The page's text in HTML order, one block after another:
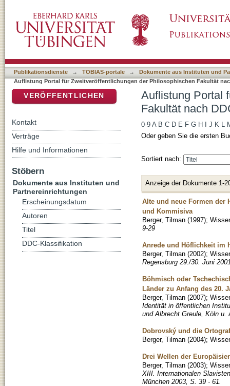
Klassifikation "491.8"
Publikationsdienste → TOBIAS-portale →
Dokumente aus Instituten und
Auflistung Portal für Zweitveröffentlichungen der Philosophischen Fakultät
Auflistung Portal
Fakultät nach
0-9 A B C D E F G H J K L
Oder geben Sie die ersten
Sortiert nach:
Anzeige der Dokumente 1-
Alte und neue Formen der
und Kommisiva
Berger, Tilman (1997);
9-29
Anrede und Höflichkeit im
Berger, Tilman (2002);
Regensburg 29./30. Juni
Böhmisch oder
Länder zu Anfang des 20.
Berger, Tilman (2007);
Identität in öffentlichen
und Albrecht Greule, Köln u.
Dobrovský und die
Berger, Tilman (2004);
Drei Wellen der
Berger, Tilman (2003);
XIII. Internationalen
München 2003, S. 39 - 61.
VERÖFFENTLICHEN
Kontakt
Verträge
Hilfe und Informationen
Stöbern
Dokumente aus Instituten und
Partnereinrichtungen
Erscheinungsdatum
Autoren
Titel
DDC-Klassifikation